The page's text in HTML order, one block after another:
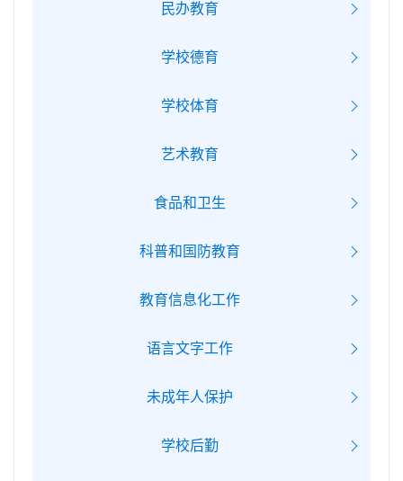
民办教育
学校德育
学校体育
艺术教育
食品和卫生
科普和国防教育
教育信息化工作
语言文字工作
未成年人保护
学校后勤